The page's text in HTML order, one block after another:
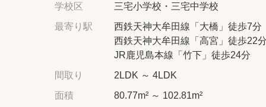
学校区
三宅小学校・三宅中学校
最寄り駅
西鉄天神大牟田線「大橋」徒歩7分
西鉄天神大牟田線「高宮」徒歩22
JR鹿児島本線「竹下」徒歩24分
間取り
2LDK ～ 4LDK
面積
80.77m² ～ 102.81m²